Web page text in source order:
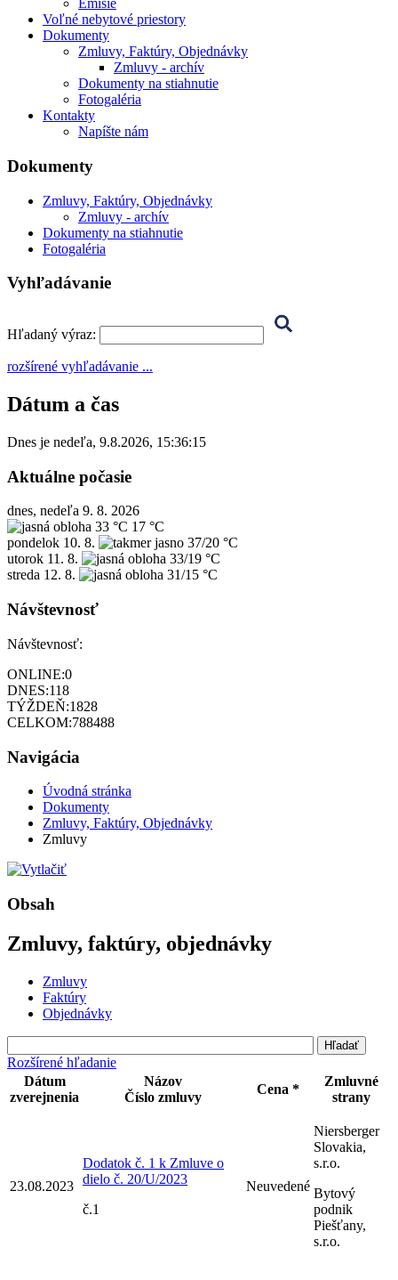
Emisie
Voľné nebytové priestory
Dokumenty
Zmluvy, Faktúry, Objednávky
Zmluvy - archív
Dokumenty na stiahnutie
Fotogaléria
Kontakty
Napíšte nám
Dokumenty
Zmluvy, Faktúry, Objednávky
Zmluvy - archív
Dokumenty na stiahnutie
Fotogaléria
Vyhľadávanie
Hľadaný výraz:
rozšírené vyhľadávanie ...
Dátum a čas
Dnes je nedeľa, 9.8.2026, 15:36:15
Aktuálne počasie
dnes, nedeľa 9. 8. 2026
33 °C 17 °C
pondelok 10. 8.
37/20 °C
utorok 11. 8.
33/19 °C
streda 12. 8. 31/15 °C
Návštevnosť
Návštevnosť:
ONLINE:0
DNES:118
TÝŽDEŇ:1828
CELKOM:788488
Navigácia
Úvodná stránka
Dokumenty
Zmluvy, Faktúry, Objednávky
Zmluvy
Obsah
Zmluvy, faktúry, objednávky
Zmluvy
Faktúry
Objednávky
Rozšírené hľadanie
Dátum
zverejnenia
Názov
Číslo zmluvy
Cena *
Zmluvné
strany
23.08.2023
Dodatok č. 1 k Zmluve o
dielo č. 20/U/2023
č.1
Neuvedené
Niersberger
Slovakia,
s.r.o.
Bytový
podnik
Piešťany,
s.r.o.